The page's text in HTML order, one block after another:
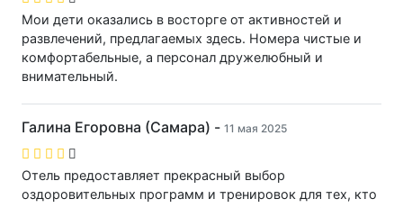
Мои дети оказались в восторге от активностей и
развлечений, предлагаемых здесь. Номера чистые и
комфортабельные, а персонал дружелюбный и
внимательный.
Галина Егоровна (Самара) - 11 мая 2025
Отель предоставляет прекрасный выбор
оздоровительных программ и тренировок для тех, кто